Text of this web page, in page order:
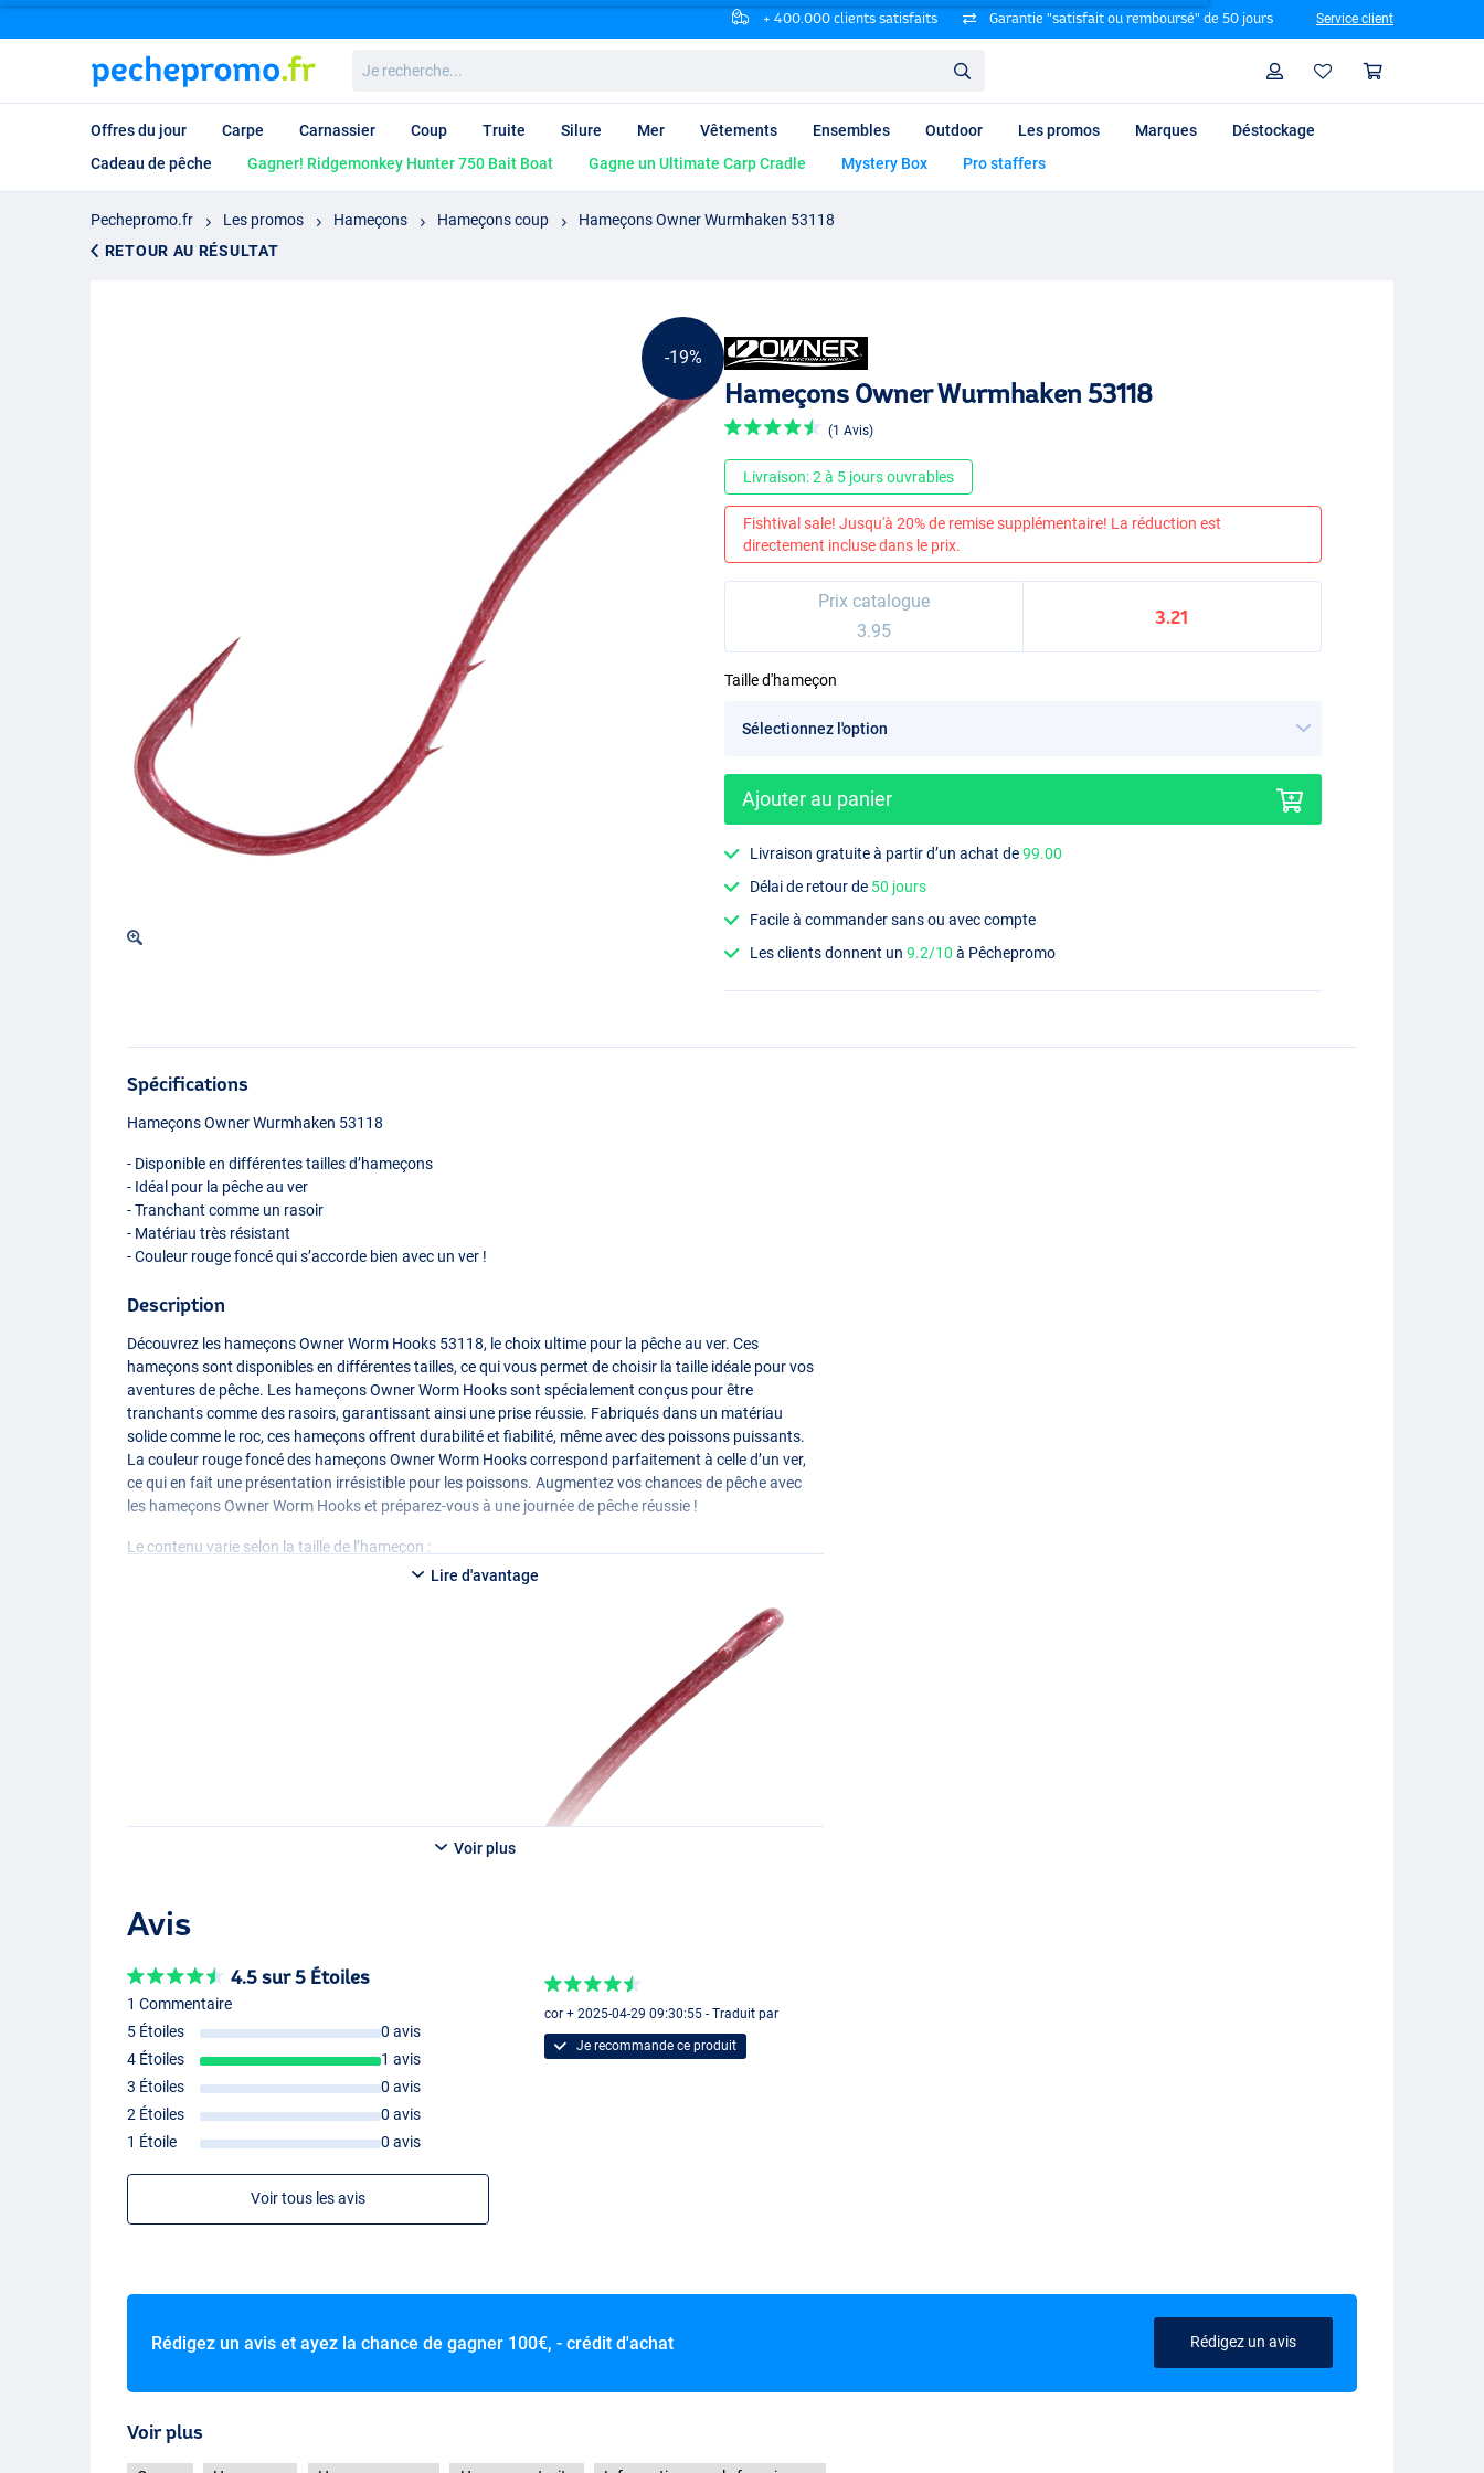
+ 400.000 clients satisfaits Garantie "satisfait ou remboursé" de 50 jours Service client
recherche...
Profil
Offres du jour Carpe Carnassier Coup Truite Silure Mer Vêtements Ensembles Outdoor Les promos Marques
Déstockage
Cadeau de pêche
Gagner! Ridgemonkey Hunter 750 Bait Boat Gagne un Ultimate Carp Cradle Mystery Box Pro staffers
Pechepromo.fr Les promos Hameçons Hameçons coup
Hameçons Owner Wurmhaken 53118
RETOUR AU RÉSULTAT
-19%
Hameçons Owner Wurmhaken 53118
(1 Avis)
Livraison: 2 à 5 jours ouvrables
Fishtival sale! Jusqu'à 20% de remise supplémentaire! La réduction est
directement incluse dans le prix.
Prix catalogue
3.95
3.21
Taille d'hameçon
Ajouter au panier
Livraison gratuite à partir d’un achat de99.00
Délai de retour de 50 jours
Facile à commander sans ou avec compte
Les clients donnent un9.2/10 à Pêchepromo
Spécifications
Hameçons Owner Wurmhaken 53118
- Disponible en différentes tailles d’hameçons
- Idéal pour la pêche au ver
- Tranchant comme un rasoir
- Matériau très résistant
- Couleur rouge foncé qui s’accorde bien avec un ver !
Description
Découvrez les hameçons Owner Worm Hooks 53118, le choix ultime pour la pêche au ver. Ces
hameçons sont disponibles en différentes tailles, ce qui vous permet de choisir la taille idéale pour vos
aventures de pêche. Les hameçons Owner Worm Hooks sont spécialement conçus pour être
tranchants comme des rasoirs, garantissant ainsi une prise réussie. Fabriqués dans un matériau
solide comme le roc, ces hameçons offrent durabilité et fiabilité, même avec des poissons puissants.
La couleur rouge foncé des hameçons Owner Worm Hooks correspond parfaitement à celle d’un ver,
ce qui en fait une présentation irrésistible pour les poissons. Augmentez vos chances de pêche avec
les hameçons Owner Worm Hooks et préparez-vous à une journée de pêche réussie !
Le contenu varie selon la taille de l’hameçon :
Lire d'avantage
Voir plus
Avis
4.5 sur 5 Étoiles
1 Commentaire
5 Étoiles
0 avis
4 Étoiles
1 avis
3 Étoiles
0 avis
2 Étoiles
0 avis
1 Étoile
0 avis
Voir tous les avis
cor + 2025-04-29 09:30:55 - Traduit par
Je recommande ce produit
Rédigez un avis et ayez la chance de gagner 100€, - crédit d'achat Rédigez un avis
Voir plus